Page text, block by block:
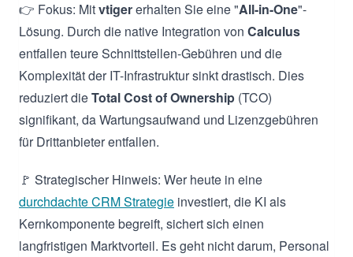
👉 Fokus: Mitvtigererhalten Sie eine "All-in-One"-
Lösung. Durch die native Integration von Calculus
entfallen teure Schnittstellen-Gebühren und die
Komplexität der IT-Infrastruktur sinkt drastisch. Dies
reduziert dieTotal Cost of Ownership (TCO)
signifikant, da Wartungsaufwand und Lizenzgebühren
für Drittanbieter entfallen.
🚩 Strategischer Hinweis: Wer heute in eine
durchdachte CRM Strategie investiert, die KI als
Kernkomponente begreift, sichert sich einen
langfristigen Marktvorteil. Es geht nicht darum, Personal